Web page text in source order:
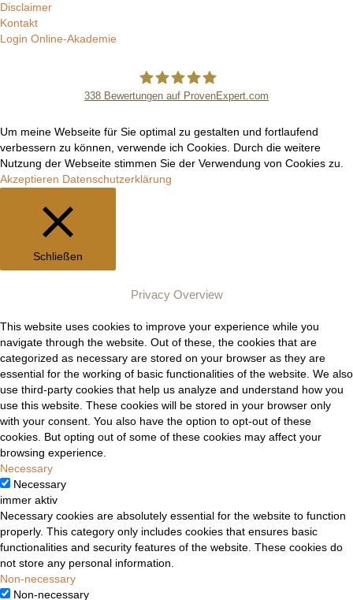
Disclaimer
Kontakt
Login Online-Akademie
Manuel Epli
338 Bewertungen auf ProvenExpert.com
Um meine Webseite für Sie optimal zu gestalten und fortlaufend
verbessern zu können, verwende ich Cookies. Durch die weitere
Nutzung der Webseite stimmen Sie der Verwendung von Cookies zu.
Akzeptieren Datenschutzerklärung
Schließen
Privacy Overview
This website uses cookies to improve your experience while you
navigate through the website. Out of these, the cookies that are
categorized as necessary are stored on your browser as they are
essential for the working of basic functionalities of the website. We also
use third-party cookies that help us analyze and understand how you
use this website. These cookies will be stored in your browser only
with your consent. You also have the option to opt-out of these
cookies. But opting out of some of these cookies may affect your
browsing experience.
Necessary
Necessary
immer aktiv
Necessary cookies are absolutely essential for the website to function
properly. This category only includes cookies that ensures basic
functionalities and security features of the website. These cookies do
not store any personal information.
Non-necessary
Non-necessary